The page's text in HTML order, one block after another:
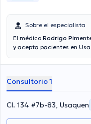
Sobre el especialista
El médico Rodrigo
y acepta pacientes en
especialidad. El doctor
miembro de diversas
Murcia ha compartido en
tener una formación
publicado diversos
Español.
Consultorio 1
Cl. 134 #7b-83, Usaquen